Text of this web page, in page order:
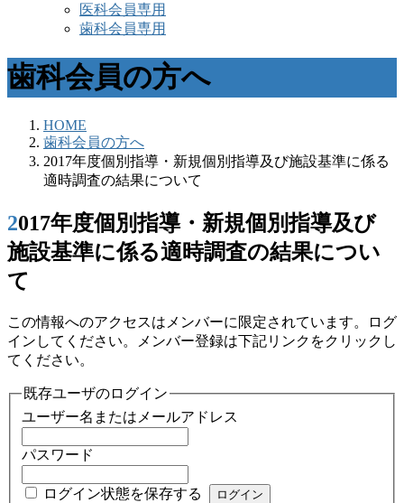
医科会員専用
歯科会員専用
歯科会員の方へ
HOME
歯科会員の方へ
2017年度個別指導・新規個別指導及び施設基準に係る
適時調査の結果について
2017年度個別指導・新規個別指導及び
施設基準に係る適時調査の結果につい
て
この情報へのアクセスはメンバーに限定されています。ログ
インしてください。メンバー登録は下記リンクをクリックし
てください。
既存ユーザのログイン
ユーザー名またはメールアドレス
パスワード
ログイン状態を保存する